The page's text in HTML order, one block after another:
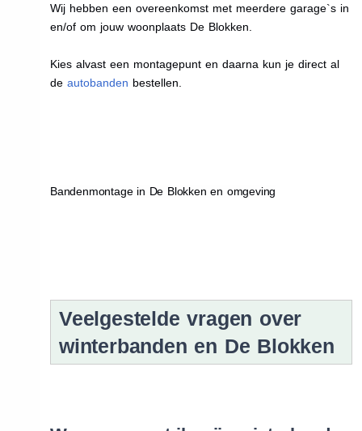
Wij hebben een overeenkomst met meerdere garage`s in
en/of om jouw woonplaats De Blokken.
Kies alvast een montagepunt en daarna kun je direct al
de autobanden bestellen.
Bandenmontage in De Blokken en omgeving
Veelgestelde vragen over
winterbanden en De Blokken